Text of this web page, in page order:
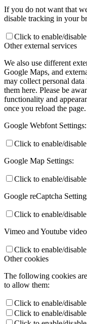
If you do not want that
disable tracking in your
Click to enable/
Other external services
We also use different
Google Maps, and
may collect personal
them here. Please be
functionality and
once you reload the page.
Google Webfont Settings:
Click to enable/
Google Map Settings:
Click to enable/
Google reCaptcha
Click to enable/
Vimeo and Youtube
Click to enable/
Other cookies
The following cookies
to allow them:
Click to enable/
Click to enable/